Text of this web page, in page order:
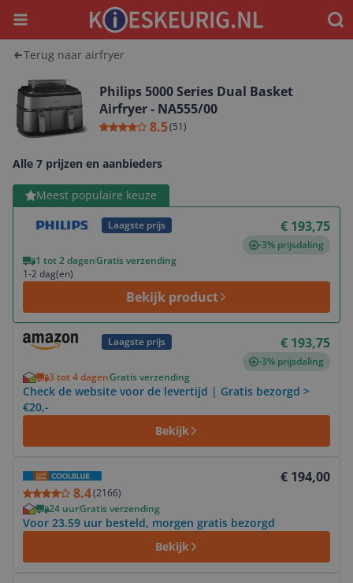
Menu
Terug naar airfryer
Philips 5000 Series Dual Basket
Airfryer - NA555/00
8.5(51)
Alle 7 prijzen en aanbieders
Meest populaire keuze
Laagste prijs € 193,75
-3% prijsdaling
1 tot 2 dagenGratis verzending
1-2 dag(en)
Bekijk product
Bekijk product
Laagste prijs € 193,75
-3% prijsdaling
3 tot 4 dagenGratis verzending
Check de website voor de levertijd | Gratis bezorgd >
€20,-
Bekijk
Bekijk product
8.4(2166)
€ 194,00
24 uurGratis verzending
Voor 23.59 uur besteld, morgen gratis bezorgd
Bekijk